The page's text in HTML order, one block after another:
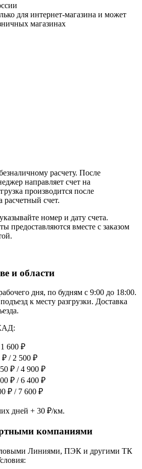
для интернет-магазина и может
магазинах
расчету. После
направляет счет на
производится после
расчетный счет.
номер и дату счета.
предоставляются вместе с заказом
и области
дня, по будням с 9:00 до 18:00.
к месту разгрузки. Доставка
600 ₽
/ 2 500 ₽
₽ / 4 900 ₽
₽ / 6 400 ₽
₽ / 7 600 ₽
дней + 30 ₽/км.
компаниями
Линиями, ПЭК и другими ТК